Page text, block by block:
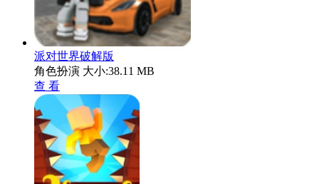
派对世界破解版
角色扮演 大小:38.11 MB
查 看